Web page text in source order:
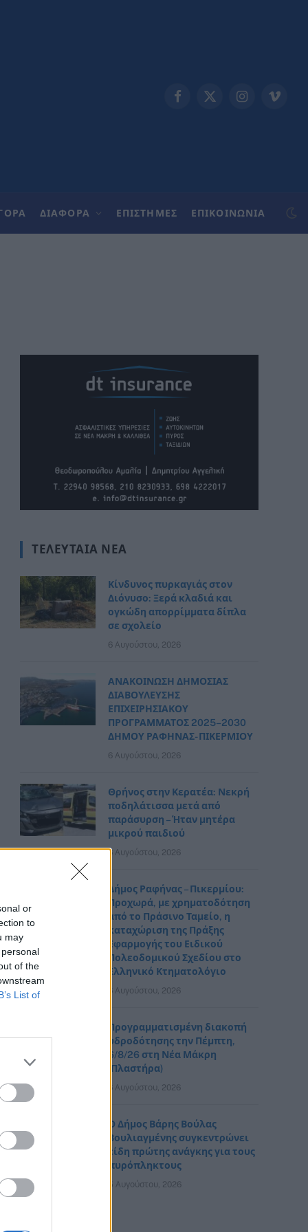
or
to
may
of the
List of
Facebook
X
InstagramVimeo
ΔΙΑΦΟΡΑ ΕΠΙΣΤΗΜΕΣ ΕΠΙΚΟΙΝΩΝΊΑ
ΤΕΛΕΥΤΑΊΑ ΝΈΑ
Κίνδυνος πυρκαγιάς στον
Διόνυσο: Ξερά κλαδιά και
ογκώδη απορρίμματα δίπλα
σε σχολείο
6 Αυγούστου, 2026
ΑΝΑΚΟΙΝΩΣΗ ΔΗΜΟΣΙΑΣ
ΔΙΑΒΟΥΛΕΥΣΗΣ
ΕΠΙΧΕΙΡΗΣΙΑΚΟΥ
ΠΡΟΓΡΑΜΜΑΤΟΣ 2025–2030
ΔΗΜΟΥ ΡΑΦΗΝΑΣ- ΠΙΚΕΡΜΙΟΥ
6 Αυγούστου, 2026
Θρήνος στην Κερατέα: Νεκρή
ποδηλάτισσα μετά από
παράσυρση – Ήταν μητέρα
μικρού παιδιού
6 Αυγούστου, 2026
Δήμος Ραφήνας – Πικερμίου:
Προχωρά, με χρηματοδότηση
από το Πράσινο Ταμείο, η
καταχώριση της Πράξης
Εφαρμογής του Ειδικού
Πολεοδομικού Σχεδίου στο
Ελληνικό Κτηματολόγιο
6 Αυγούστου, 2026
Προγραμματισμένη διακοπή
υδροδότησης την Πέμπτη,
6/8/26 στη Νέα Μάκρη
(Πλαστήρα)
6 Αυγούστου, 2026
Ο Δήμος Βάρης Βούλας
Βουλιαγμένης συγκεντρώνει
είδη πρώτης ανάγκης για τους
πυρόπληκτους
5 Αυγούστου, 2026